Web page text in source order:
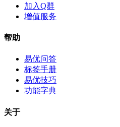
加入Q群
增值服务
帮助
易优问答
标签手册
易优技巧
功能字典
关于